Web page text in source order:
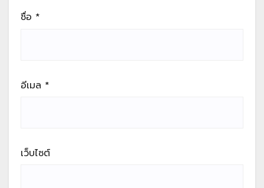
ชื่อ *
อีเมล *
เว็บไซต์